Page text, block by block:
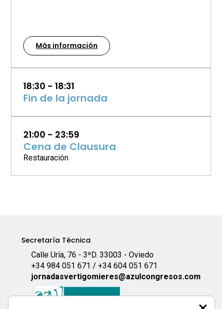
Más información
18:30 - 18:31
Fin de la jornada
21:00 - 23:59
Cena de Clausura
Restauración
Secretaría Técnica
Calle Uría, 76 - 3ºD. 33003 - Oviedo
+34 984 051 671 / +34 604 051 671
jornadasvertigomieres@azulcongresos.com